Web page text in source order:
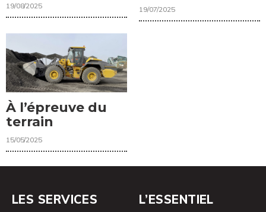
19/08/2025 19/07/2025
À l’épreuve du
terrain
15/05/2025
LES SERVICES L’ESSENTIEL